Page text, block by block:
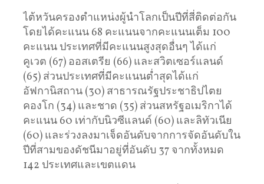
ไต้หวันครองตำแหน่งผู้นำโลกเป็นปีที่สี่ติดต่อกัน
โดยได้คะแนน 68 คะแนนจากคะแนนเต็ม 100
คะแนน ประเทศที่มีคะแนนสูงสุดอื่นๆ ได้แก่
คูเวต (67) ออสเตรีย (66) และสวิตเซอร์แลนด์
(65) ส่วนประเทศที่มีคะแนนต่ำสุดได้แก่
อัฟกานิสถาน (30) สาธารณรัฐประชาธิปไตย
คองโก (34) และชาด (35) ส่วนสหรัฐอเมริกาได้
คะแนน 60 เท่ากับนิวซีแลนด์ (60) และลิทัวเนีย
(60) และร่วงลงมาเจ็ดอันดับจากการจัดอันดับใน
ปีที่สามของดัชนีมาอยู่ที่อันดับ 37 จากทั้งหมด
142 ประเทศและเขตแดน